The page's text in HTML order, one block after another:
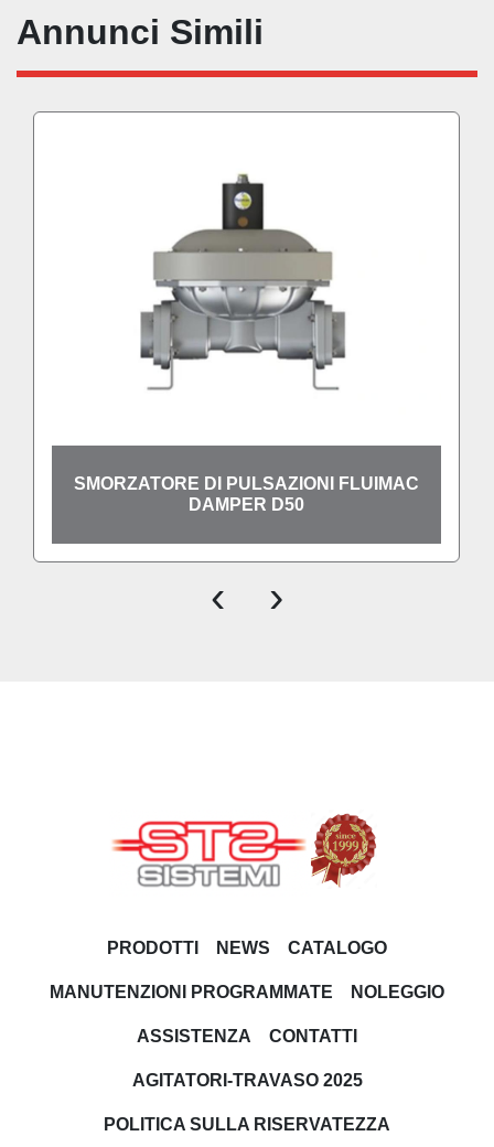
Annunci Simili
SMORZATORE DI PULSAZIONI FLUIMAC
DAMPER D50
‹ ›
PRODOTTI NEWS CATALOGO
MANUTENZIONI PROGRAMMATE NOLEGGIO
ASSISTENZA CONTATTI
AGITATORI-TRAVASO 2025
POLITICA SULLA RISERVATEZZA